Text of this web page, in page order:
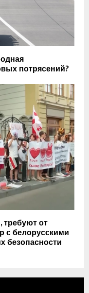
потрясений?
от
с белорусскими
безопасности